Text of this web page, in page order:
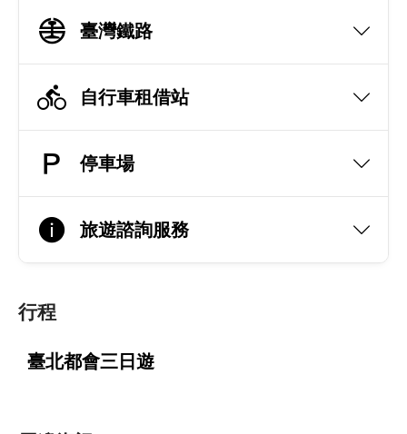
臺灣鐵路
自行車租借站
停車場
旅遊諮詢服務
行程
臺北都會三日遊